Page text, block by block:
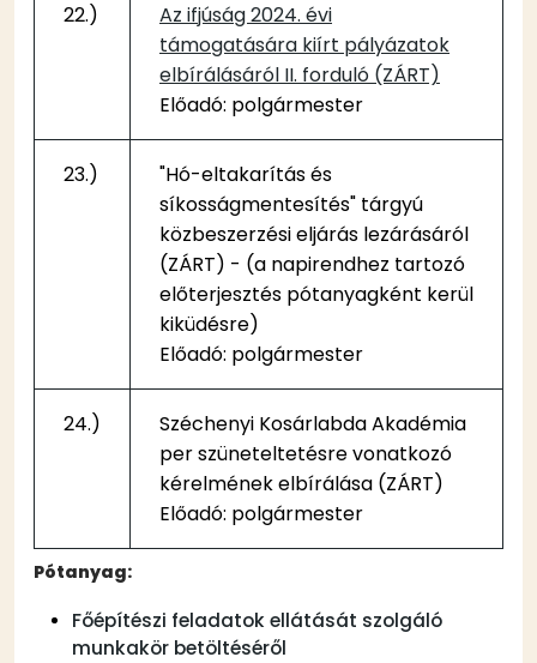
22.)
Az ifjúság 2024. évi
támogatására kiírt pályázatok
elbírálásáról II. forduló (ZÁRT)
Előadó: polgármester
23.)
"Hó-eltakarítás és
síkosságmentesítés" tárgyú
közbeszerzési eljárás lezárásáról
(ZÁRT) - (a napirendhez tartozó
előterjesztés pótanyagként kerül
kiküdésre)
Előadó: polgármester
24.)
Széchenyi Kosárlabda Akadémia
per szüneteltetésre vonatkozó
kérelmének elbírálása (ZÁRT)
Előadó: polgármester
Pótanyag:
Főépítészi feladatok ellátását szolgáló
munkakör betöltéséről